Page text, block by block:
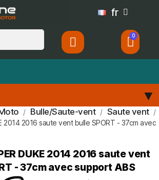
fr
Bulle/Saute-vent Saute vent
2014 2016 saute vent bulle SPORT - 37cm avec
DUKE 2014 2016 saute vent
- 37cm avec support ABS